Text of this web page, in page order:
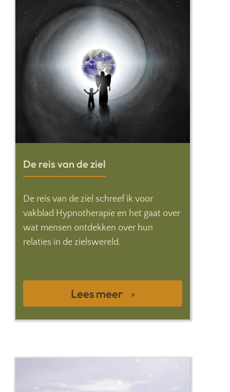
De reis van de ziel
De reis van de ziel schreef ik voor
vakblad Hypnotherapie en het gaat over
wat mensen ontdekken over hun
relaties in de zielswereld.
Lees meer